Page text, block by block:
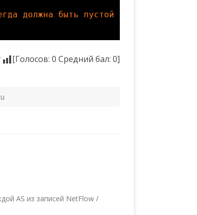
должна быть пустой
[Голосов: 0 Средний бал: 0]
AS из записей NetFlow /